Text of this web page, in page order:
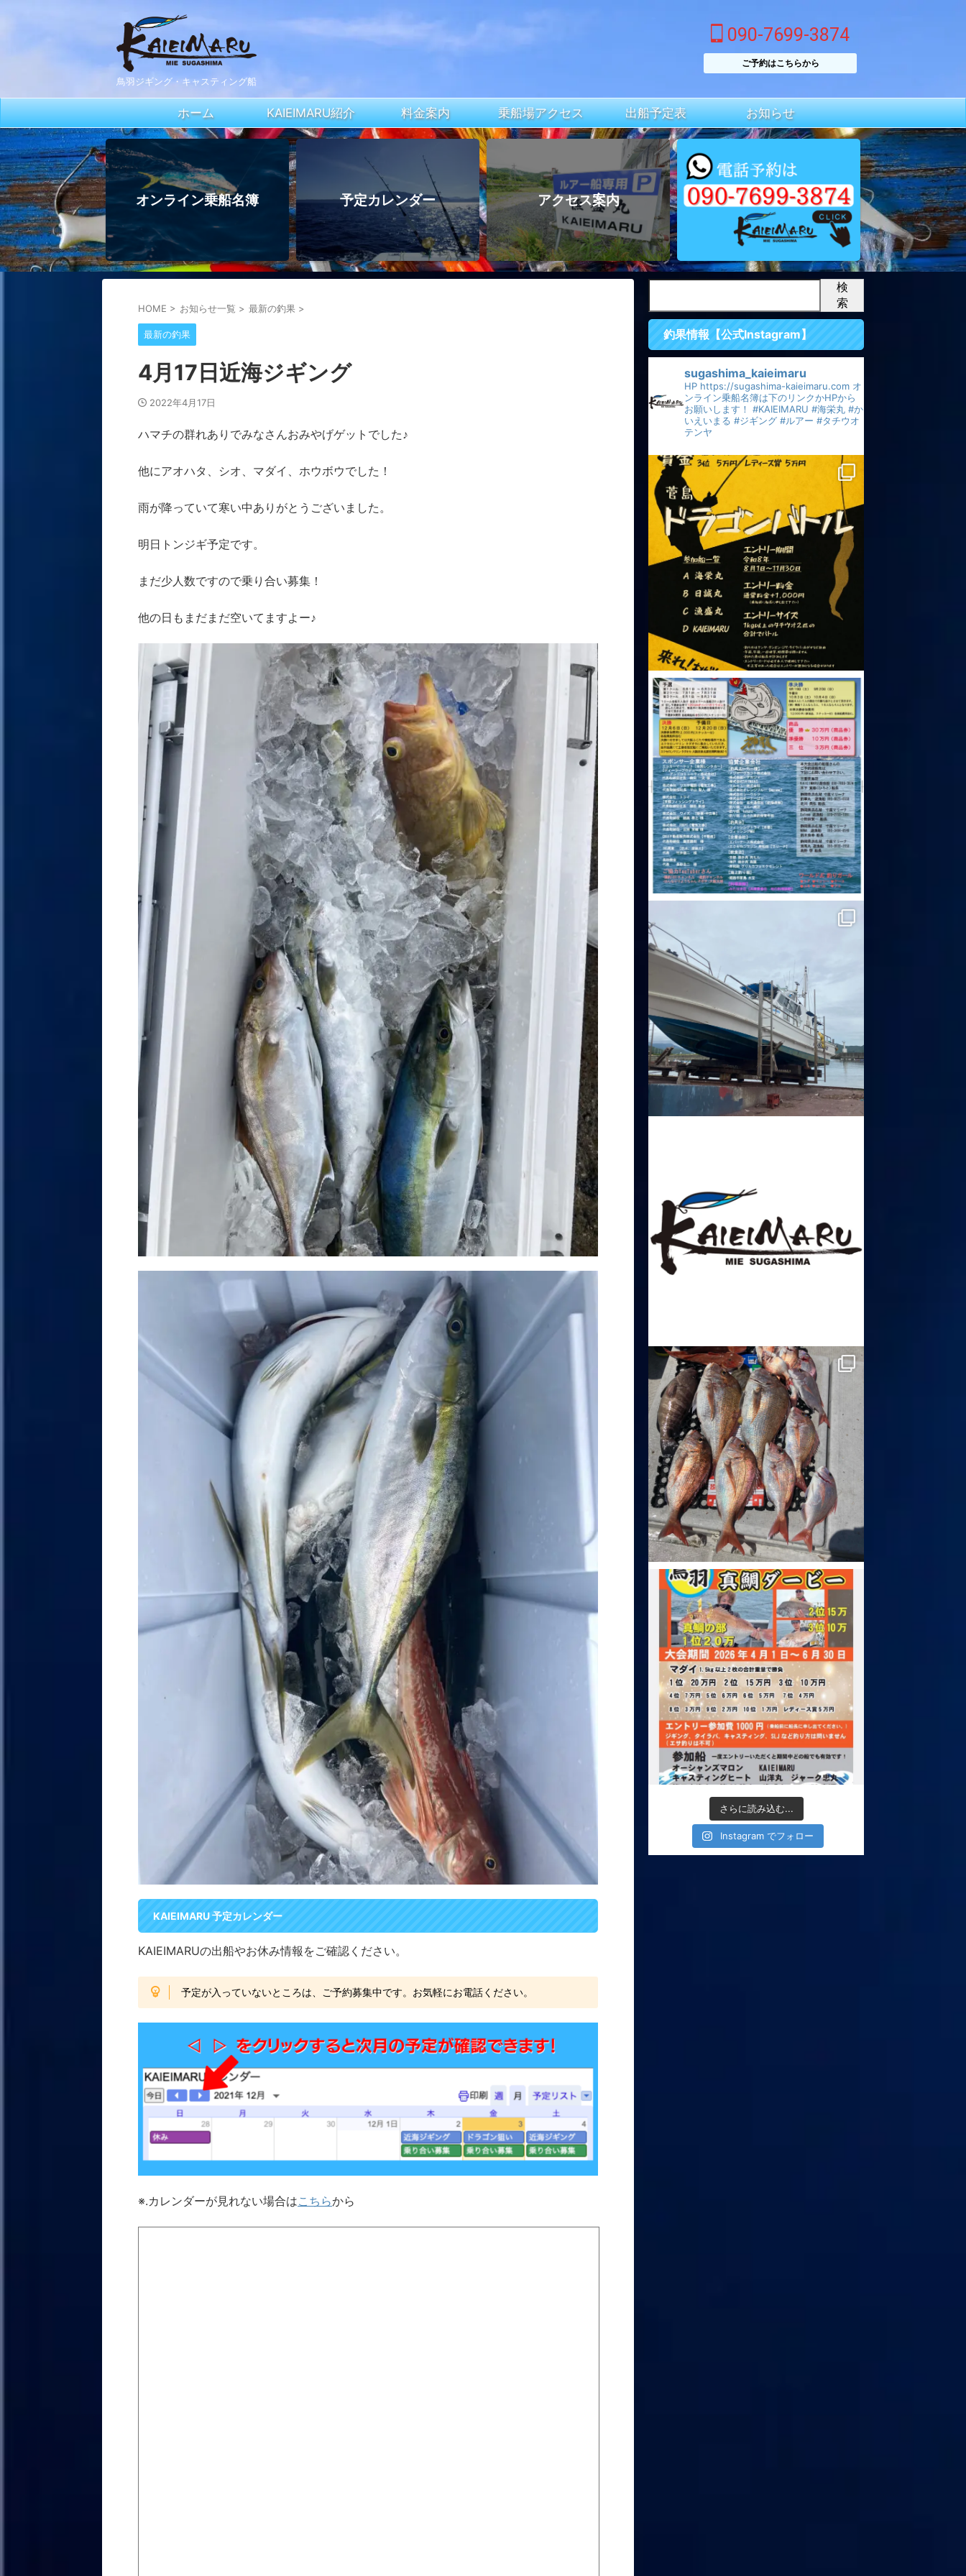
鳥羽ジギング・キャスティング船
090-7699-3874
ご予約はこちらから
ホーム KAIEIMARU紹介 料金案内 乗船場アクセス 出船予定表 お知らせ
オンライン乗船名簿 予定カレンダー アクセス案内
HOME > お知らせ一覧 > 最新の釣果 >
最新の釣果
4月17日近海ジギング
2022年4月17日
ハマチの群れありでみなさんおみやげゲットでした♪
他にアオハタ、シオ、マダイ、ホウボウでした！
雨が降っていて寒い中ありがとうございました。
明日トンジギ予定です。
まだ少人数ですので乗り合い募集！
他の日もまだまだ空いてますよー♪
KAIEIMARU 予定カレンダー
KAIEIMARUの出船やお休み情報をご確認ください。
予定が入っていないところは、ご予約募集中です。お気軽にお電話ください。
※.カレンダーが見れない場合はこちらから
検
索
釣果情報【公式Instagram】
sugashima_kaieimaru
HP https://sugashima-kaieimaru.com オ
ンライン乗船名簿は下のリンクかHPから
お願いします！ #KAIEIMARU #海栄丸 #か
いえいまる #ジギング #ルアー #タチウオ
テンヤ
さらに読み込む...
Instagram でフォロー